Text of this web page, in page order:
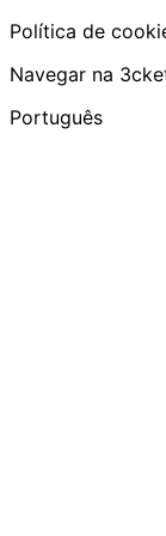
Política de
Navegar na
Português